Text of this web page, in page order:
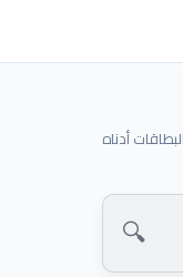
أدناه
🔍